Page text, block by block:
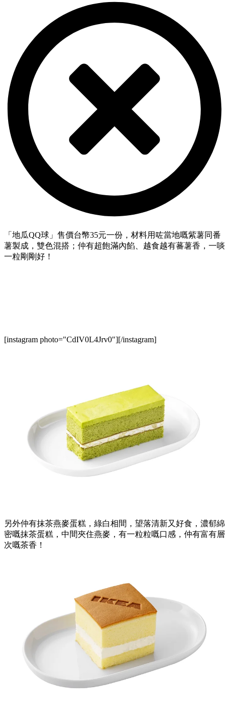
「地瓜QQ球」售價台幣35元一份，材料用咗當地嘅紫薯同番
薯製成，雙色混搭；仲有超飽滿內餡、越食越有蕃薯香，一啖
一粒剛剛好！
[instagram photo="CdIV0L4Jrv0"][/instagram]
另外仲有抹茶燕麥蛋糕，綠白相間，望落清新又好食，濃郁綿
密嘅抹茶蛋糕，中間夾住燕麥，有一粒粒嘅口感，仲有富有層
次嘅茶香！